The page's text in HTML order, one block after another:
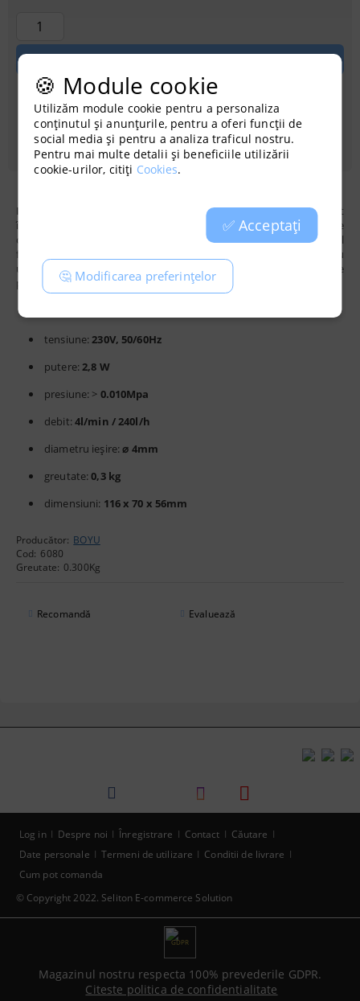
Pompa de aer
este fabricată din cauciuc compozit
înalt polimer pentru o durată de viață mai lungă și fiabilitate. Se
caracterizează printr-un nivel scăzut de zgomot în timpul
funcționării, o capacitate mare de aer și nu necesită lubrifiere cu
ulei. De asemenea, are control electronic al raportului de intrare
pentru o eficiență ridicată și un consum redus de energie.
tensiune:230V, 50/60Hz
putere:2,8 W
presiune: > 0.010Mpa
debit: 4l/min / 240l/h
diametru ieșire:⌀ 4mm
greutate:0,3 kg
dimensiuni: 116 x 70 x 56mm
Producător: BOYU
Cod: 6080
Greutate: 0.300Kg
Recomandă Evaluează
Achiziționati cu credit
© Copyright 2022. Seliton E-commerce Solution
Log in Despre noi Înregistrare Contact
Căutare
Date personale
Termeni de utilizare
Conditii de livrare
Cum pot comanda
GDPR
Magazinul nostru respecta 100% prevederile GDPR.
Citeste politica de confidentialitate
🍪 Module cookie
Utilizăm module cookie pentru a personaliza
conținutul și anunțurile, pentru a oferi funcții de
social media și pentru a analiza traficul nostru.
Pentru mai multe detalii și beneficiile utilizării
cookie-urilor, citiți Cookies.
✅ Acceptați
🤔 Modificarea preferințelor